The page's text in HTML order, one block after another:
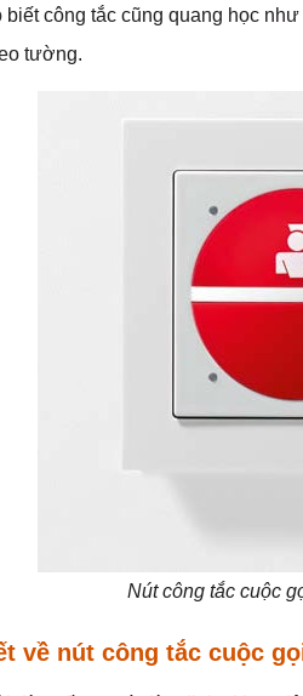
công tắc cũng quang học
tường.
Nút công tắc cuộc
về nút công tắc cuộc